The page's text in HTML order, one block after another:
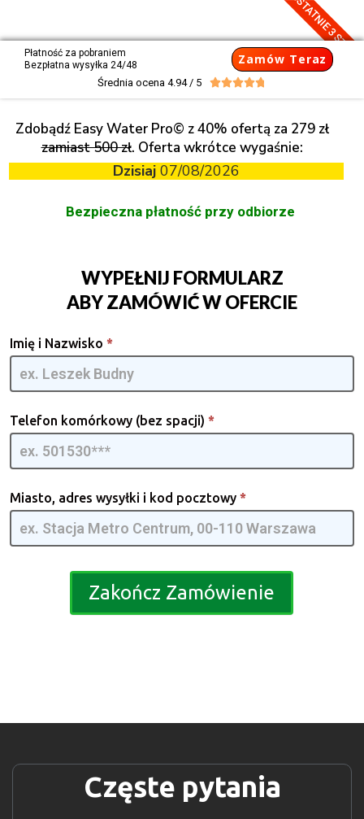
OSTATNIE 3
Płatność za pobraniem
Bezpłatna wysyłka 24/48
Zamów Teraz
Średnia ocena 4.94 / 5 
Zdobądź Easy Water Pro© z 40% ofertą za 279 zł
zamiast 500 zł. Oferta wkrótce wygaśnie:
Dzisiaj 07/08/2026
Bezpieczna płatność przy odbiorze
WYPEŁNIJ FORMULARZ
ABY ZAMÓWIĆ W OFERCIE
Easy
Water
[PL] -
GPMQMIA
Imię i Nazwisko *
Telefon komórkowy (bez spacji) *
Miasto, adres wysyłki i kod pocztowy *
Zakończ Zamówienie
Częste pytania